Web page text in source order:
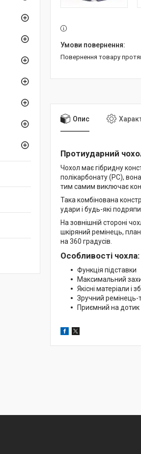
повернення товару
Опис
Протиударний
Чохол має гібридну
полікарбонату (PC),
тим самим виключає
Така комбінована
удари і будь-які
На зовнішній стороні
шкіряний ремінець,
на 360 градусів.
Особливості чохла:
Функція підставки
Максимальний
Якісні матеріали і
Зручний ремінець-
Приємний на дотик